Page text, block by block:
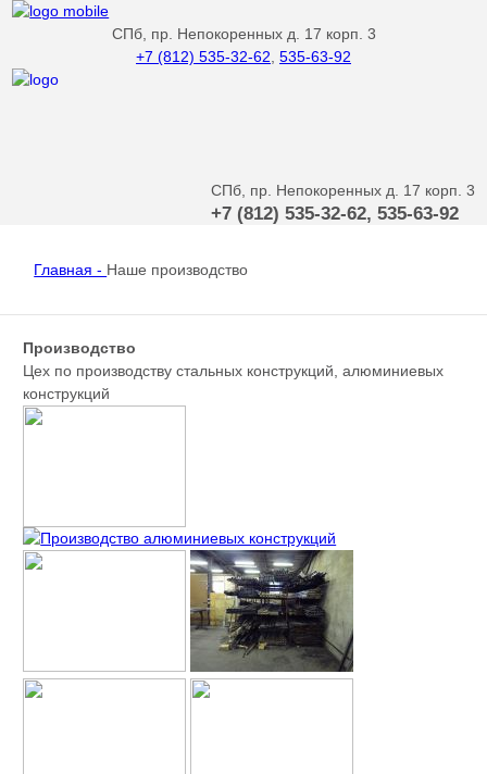
СПб, пр. Непокоренных д. 17 корп. 3
+7 (812) 535-32-62 535-63-92
СПб, пр. Непокоренных д. 17 корп. 3
+7 (812) 535-32-62, 535-63-92
Главная - Наше производство
Производство
Цех по производству стальных конструкций, алюминиевых
конструкций